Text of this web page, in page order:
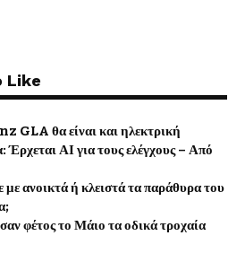
Like
θα είναι και ηλεκτρική
ΑΙ για τους ελέγχους – Από
ανοικτά ή κλειστά τα παράθυρα του
φέτος το Μάιο τα οδικά τροχαία